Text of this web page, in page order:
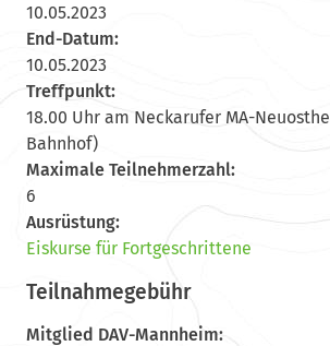
10.05.2023
End-Datum:
10.05.2023
Treffpunkt:
18.00 Uhr am Neckarufer MA-
Bahnhof)
Maximale Teilnehmerzahl:
6
Ausrüstung:
Eiskurse für Fortgeschrittene
Teilnahmegebühr
Mitglied DAV-Mannheim: